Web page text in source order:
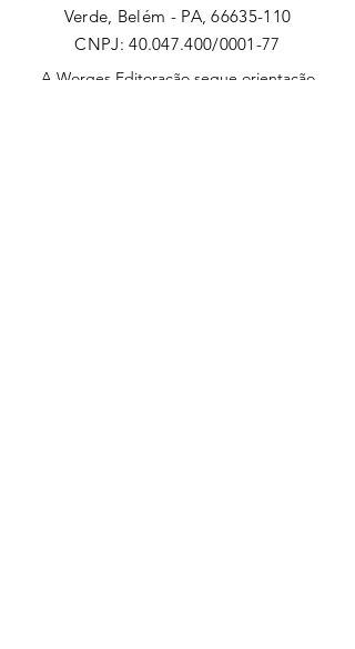
Verde, Belém - PA, 66635-110
CNPJ:40.047.400/0001-77
A Worges Editoração segue orientação